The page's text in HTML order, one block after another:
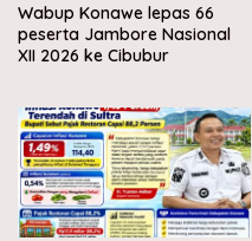
Wabup Konawe lepas 66
peserta Jambore Nasional
XII 2026 ke Cibubur